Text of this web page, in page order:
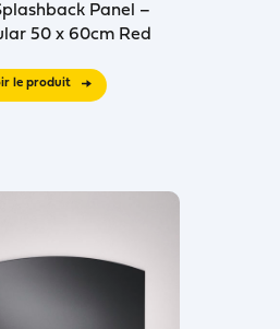
Panel –
50 x 60cm Red
le produit